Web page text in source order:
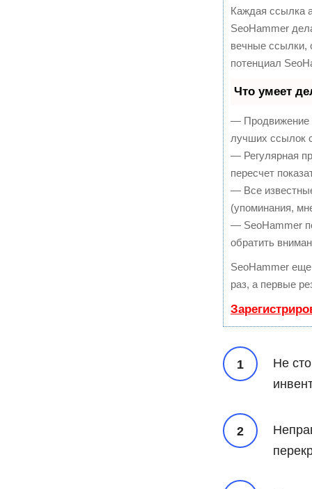
Каждая ссылка
SeoHammer
вечные ссылки,
потенциал
Что умеет
— Продвижение
лучших ссылок
— Регулярная
пересчет
— Все
(упоминания,
— SeoHammer
обратить
SeoHammer
раз, а первые
Не